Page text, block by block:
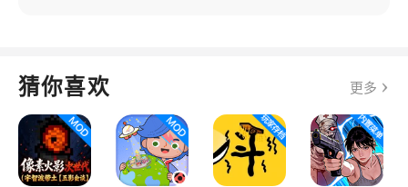
猜你喜欢 更多